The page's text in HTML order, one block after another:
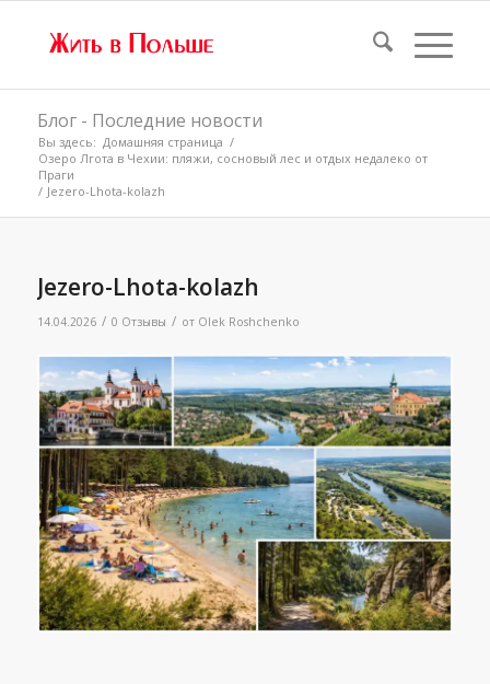
Блог - Последние новости
Вы здесь: Домашняя страница /
Озеро Лгота в Чехии: пляжи, сосновый лес и отдых недалеко от
Праги
/ Jezero-Lhota-kolazh
Jezero-Lhota-kolazh
14.04.2026 / 0 Отзывы / от Olek Roshchenko